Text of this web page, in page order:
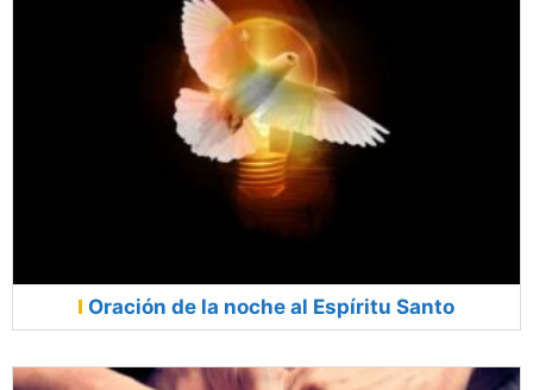
Oración de la noche al Espíritu Santo